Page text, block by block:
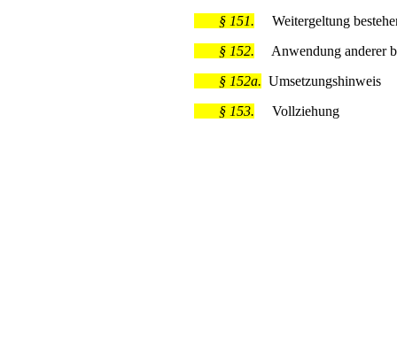
§ 151. Weitergeltung
§ 152. Anwendung anderer
§ 152a. Umsetzungshinweis
§ 153. Vollziehung